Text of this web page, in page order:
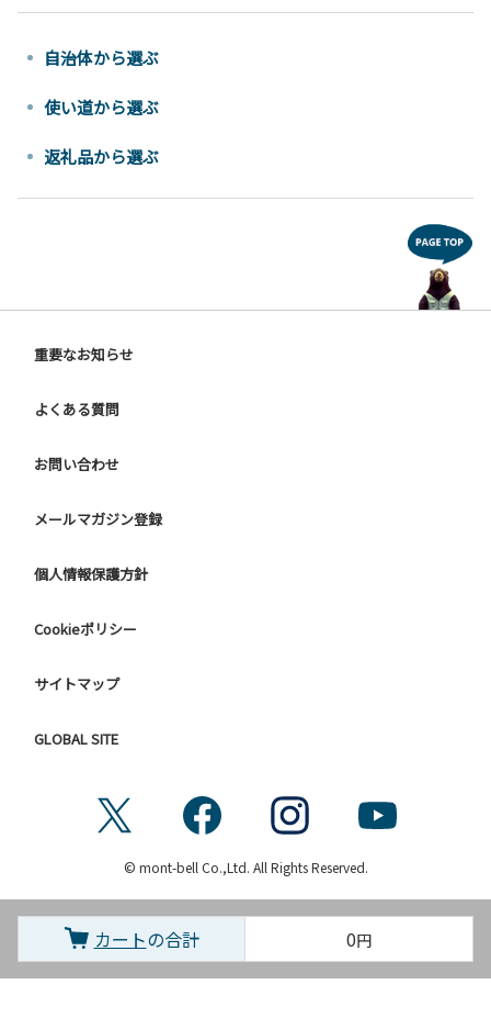
自治体から選ぶ
使い道から選ぶ
返礼品から選ぶ
重要なお知らせ
よくある質問
お問い合わせ
メールマガジン登録
個人情報保護方針
Cookieポリシー
サイトマップ
GLOBAL SITE
© mont-bell Co.,Ltd. All Rights Reserved.
カートの合計 0円